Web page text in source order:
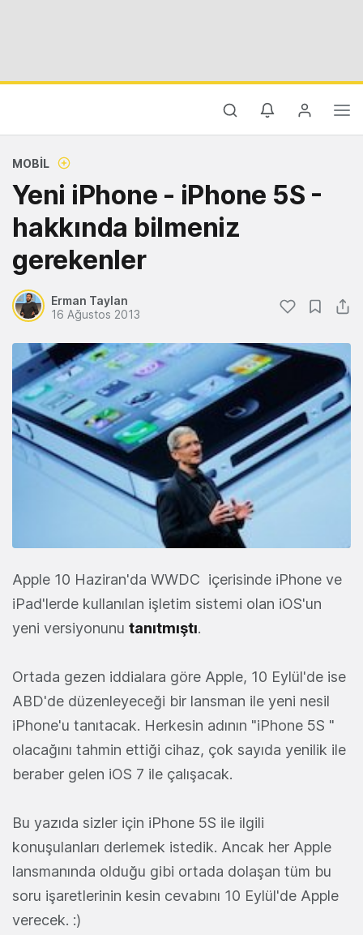
MOBIL
Yeni iPhone - iPhone 5S -
hakkında bilmeniz
gerekenler
Erman Taylan
16 Ağustos 2013
Apple 10 Haziran'da WWDC içerisinde iPhone ve
iPad'lerde kullanılan işletim sistemi olan iOS'un
yeni versiyonunu tanıtmıştı.
Ortada gezen iddialara göre Apple, 10 Eylül'de ise
ABD'de düzenleyeceği bir lansman ile yeni nesil
iPhone'u tanıtacak. Herkesin adının "iPhone 5S "
olacağını tahmin ettiği cihaz, çok sayıda yenilik ile
beraber gelen iOS 7 ile çalışacak.
Bu yazıda sizler için iPhone 5S ile ilgili
konuşulanları derlemek istedik. Ancak her Apple
lansmanında olduğu gibi ortada dolaşan tüm bu
soru işaretlerinin kesin cevabını 10 Eylül'de Apple
verecek. :)